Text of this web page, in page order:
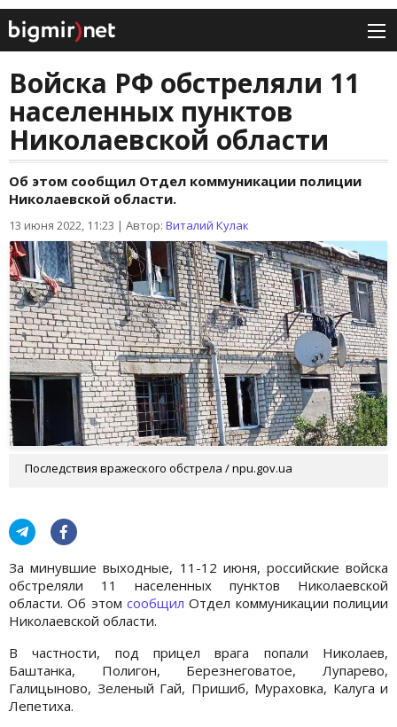
Войска РФ обстреляли 11
населенных пунктов
Николаевской области
Об этом сообщил Отдел коммуникации полиции
Николаевской области.
13 июня 2022, 11:23 | Автор: Виталий Кулак
Последствия вражеского обстрела / npu.gov.ua
За минувшие выходные, 11-12 июня, российские войска
обстреляли 11 населенных пунктов Николаевской
области. Об этом сообщил Отдел коммуникации полиции
Николаевской области.
В частности, под прицел врага попали Николаев,
Баштанка, Полигон, Березнеговатое, Лупарево,
Галицыново, Зеленый Гай, Пришиб, Мураховка, Калуга и
Лепетиха.